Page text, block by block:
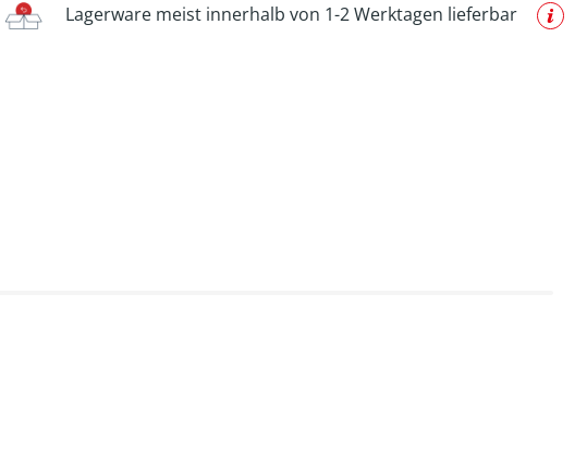
Lagerware meist innerhalb von 1-2 Werktagen lieferbar